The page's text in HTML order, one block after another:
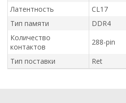
Латентность
CL17
Тип памяти
DDR4
Количество
контактов
288-pin
Тип поставки Ret